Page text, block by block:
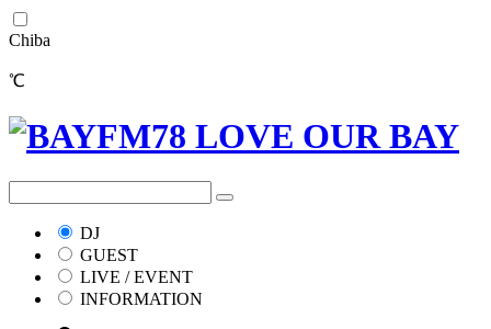
Chiba
℃
DJ
GUEST
LIVE / EVENT
INFORMATION